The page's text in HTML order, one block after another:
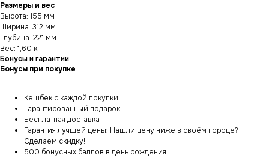
Размеры и вес
Высота: 155 мм
Ширина: 312 мм
Глубина: 221 мм
Вес: 1,60 кг
Бонусы и гарантии
Бонусы при покупке:
Кешбек с каждой покупки
Гарантированный подарок
Бесплатная доставка
Гарантия лучшей цены: Нашли цену ниже в своём городе?
Сделаем скидку!
500 бонусных баллов в день рождения